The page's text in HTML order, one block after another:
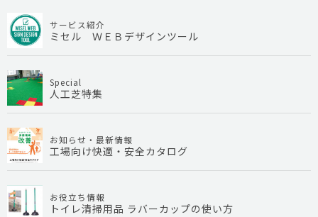
サービス紹介
ミセル ＷＥＢデザインツール
Special
人工芝特集
お知らせ・最新情報
工場向け快適・安全カタログ
お役立ち情報
トイレ清掃用品 ラバーカップの使い方